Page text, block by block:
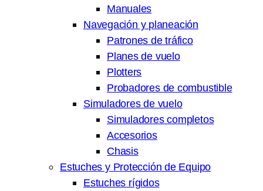
Manuales
Navegación y planeación
Patrones de tráfico
Planes de vuelo
Plotters
Probadores de combustible
Simuladores de vuelo
Simuladores completos
Accesorios
Chasis
Estuches y Protección de Equipo
Estuches rígidos